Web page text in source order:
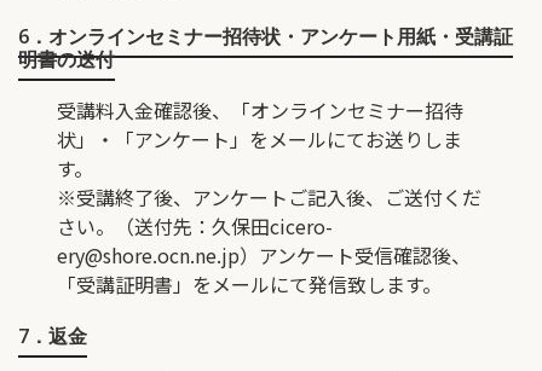
6．オンラインセミナー招待状・アンケート用紙・受講証
明書の送付
受講料入金確認後、「オンラインセミナー招待
状」・「アンケート」をメールにてお送りしま
す。
※受講終了後、アンケートご記入後、ご送付くだ
さい。（送付先：久保田cicero-
ery@shore.ocn.ne.jp）アンケート受信確認後、
「受講証明書」をメールにて発信致します。
7．返金